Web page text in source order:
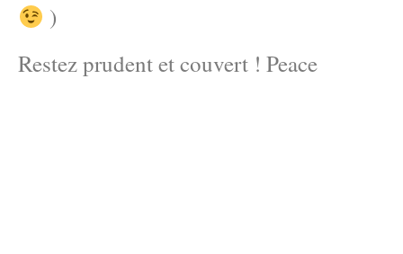
)
Restez prudent et couvert ! Peace